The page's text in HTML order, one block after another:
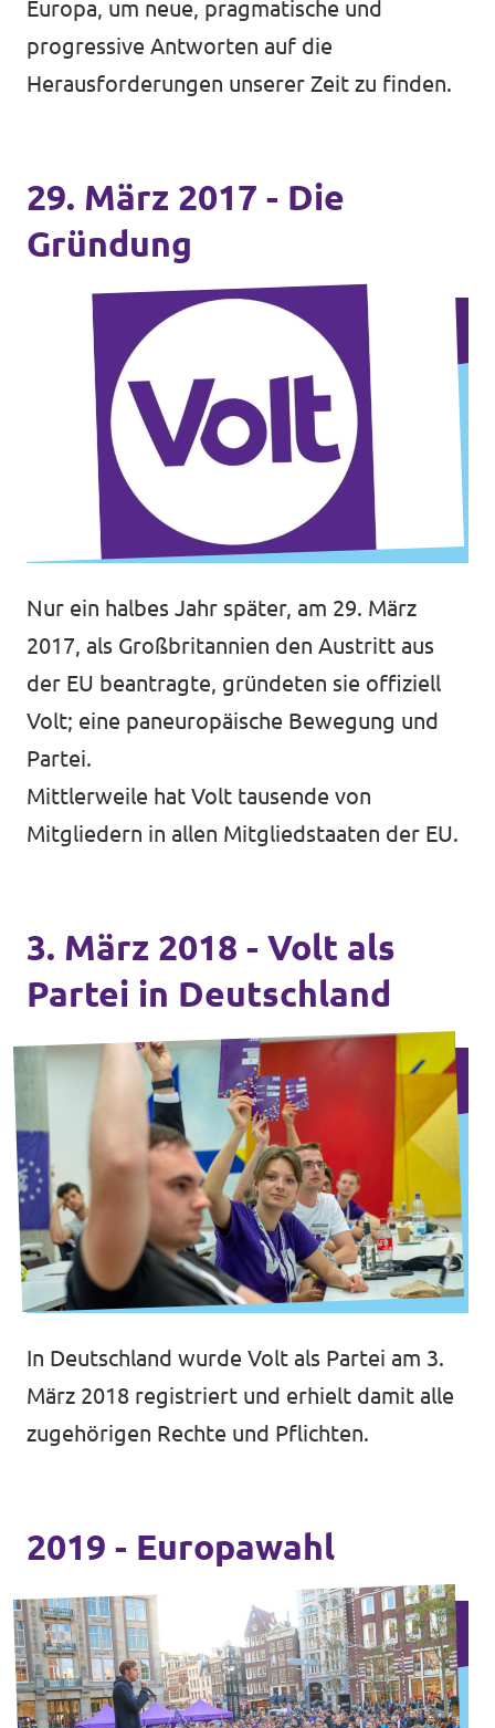
Europa, um neue, pragmatische und
progressive Antworten auf die
Herausforderungen unserer Zeit zu finden.
29. März 2017 - Die
Gründung
Nur ein halbes Jahr später, am 29. März
2017, als Großbritannien den Austritt aus
der EU beantragte, gründeten sie offiziell
Volt; eine paneuropäische Bewegung und
Partei.
Mittlerweile hat Volt tausende von
Mitgliedern in allen Mitgliedstaaten der EU.
3. März 2018 - Volt als
Partei in Deutschland
In Deutschland wurde Volt als Partei am 3.
März 2018 registriert und erhielt damit alle
zugehörigen Rechte und Pflichten.
2019 - Europawahl